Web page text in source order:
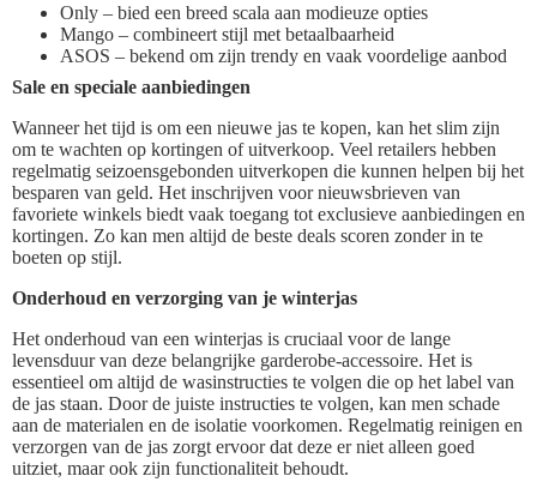
Only – bied een breed scala aan modieuze opties
Mango – combineert stijl met betaalbaarheid
ASOS – bekend om zijn trendy en vaak voordelige aanbod
Sale en speciale aanbiedingen
Wanneer het tijd is om een nieuwe jas te kopen, kan het slim zijn
om te wachten op kortingen of uitverkoop. Veel retailers hebben
regelmatig seizoensgebonden uitverkopen die kunnen helpen bij het
besparen van geld. Het inschrijven voor nieuwsbrieven van
favoriete winkels biedt vaak toegang tot exclusieve aanbiedingen en
kortingen. Zo kan men altijd de beste deals scoren zonder in te
boeten op stijl.
Onderhoud en verzorging van je winterjas
Het onderhoud van een winterjas is cruciaal voor de lange
levensduur van deze belangrijke garderobe-accessoire. Het is
essentieel om altijd de wasinstructies te volgen die op het label van
de jas staan. Door de juiste instructies te volgen, kan men schade
aan de materialen en de isolatie voorkomen. Regelmatig reinigen en
verzorgen van de jas zorgt ervoor dat deze er niet alleen goed
uitziet, maar ook zijn functionaliteit behoudt.